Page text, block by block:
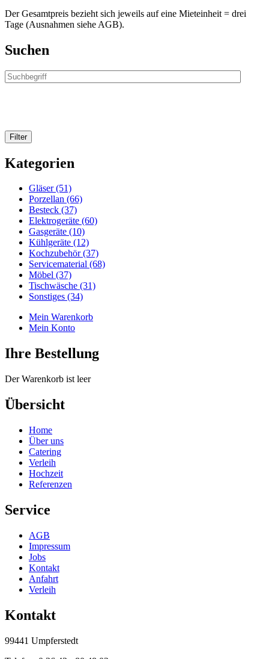
Der Gesamtpreis bezieht sich jeweils auf eine Mieteinheit = drei
Tage (Ausnahmen siehe AGB).
Suchen
Kategorien
Gläser (51)
Porzellan (66)
Besteck (37)
Elektrogeräte (60)
Gasgeräte (10)
Kühlgeräte (12)
Kochzubehör (37)
Servicematerial (68)
Möbel (37)
Tischwäsche (31)
Sonstiges (34)
Mein Warenkorb
Mein Konto
Ihre Bestellung
Der Warenkorb ist leer
Übersicht
Home
Über uns
Catering
Verleih
Hochzeit
Referenzen
Service
AGB
Impressum
Jobs
Kontakt
Anfahrt
Verleih
Kontakt
99441 Umpferstedt